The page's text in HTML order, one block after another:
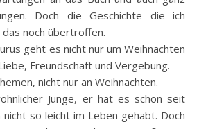
Doch die Geschichte die ich
noch übertroffen.
geht es nicht nur um Weihnachten
Freundschaft und Vergebung.
nicht nur an Weihnachten.
Junge, er hat es schon seit
so leicht im Leben gehabt. Doch